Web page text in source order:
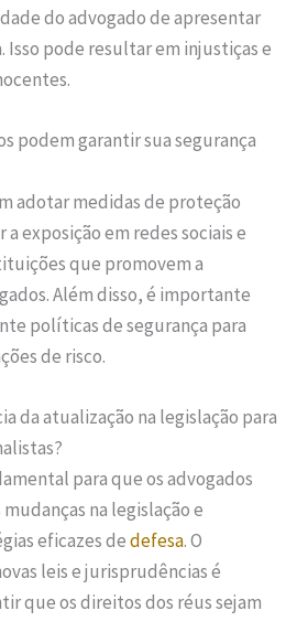
do advogado de apresentar
Isso pode resultar em injustiças e
podem garantir sua segurança
adotar medidas de proteção
exposição em redes sociais e
que promovem a
Além disso, é importante
políticas de segurança para
de risco.
da atualização na legislação para
para que os advogados
na legislação e
eficazes dedefesa. O
leis e jurisprudências é
que os direitos dos réus sejam